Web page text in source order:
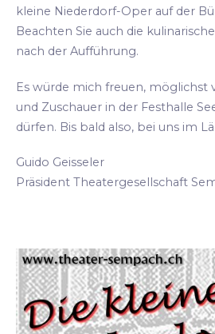
kleine Niederdorf-Oper auf der
Beachten Sie auch die
nach der Aufführung.
Es würde mich freuen, möglichst
und Zuschauer in der Festhalle
dürfen. Bis bald also, bei uns im
Guido Geisseler
Präsident Theatergesellschaft